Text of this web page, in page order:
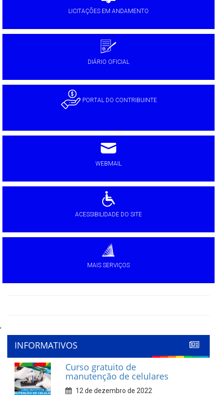
LICITAÇÕES EM ANDAMENTO
DIÁRIO OFICIAL
PORTAL DO CONTRIBUINTE
WEBMAIL
ACESSIBILIDADE DO SITE
MAIS SERVIÇOS
'
INFORMATIVOS
Curso gratuito de
manutenção de celulares
12 de dezembro de 2022